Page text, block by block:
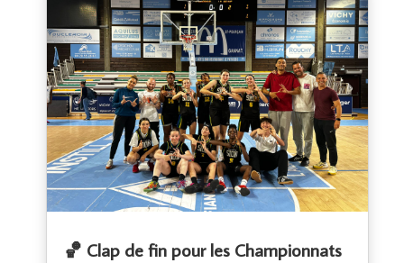
🏀 Clap de fin pour les Championnats